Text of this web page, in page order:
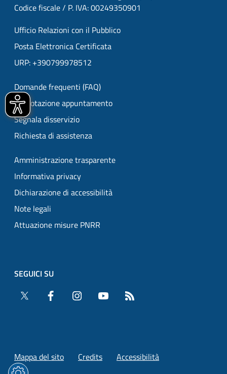
Codice fiscale / P. IVA: 00249350901
Ufficio Relazioni con il Pubblico
Posta Elettronica Certificata
URP: +390799978512
Domande frequenti (FAQ)
Prenotazione appuntamento
Segnala disservizio
Richiesta di assistenza
Amministrazione trasparente
Informativa privacy
Dichiarazione di accessibilità
Note legali
Attuazione misure PNRR
SEGUICI SU
Twitter
Facebook Instagram YouTube
Mappa del sito Credits Accessibilità